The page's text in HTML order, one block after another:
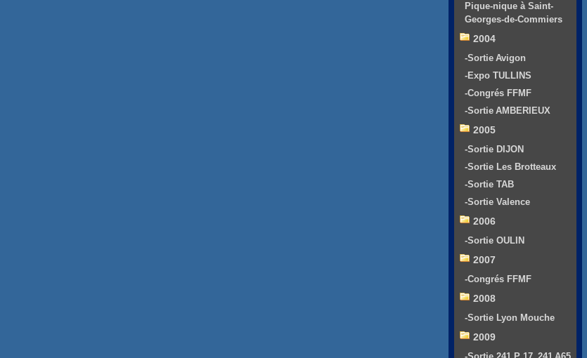
Pique-nique à Saint-
Georges-de-Commiers
2004
-Sortie Avigon
-Expo TULLINS
-Congrés FFMF
-Sortie AMBERIEUX
2005
-Sortie DIJON
-Sortie Les Brotteaux
-Sortie TAB
-Sortie Valence
2006
-Sortie OULIN
2007
-Congrés FFMF
2008
-Sortie Lyon Mouche
2009